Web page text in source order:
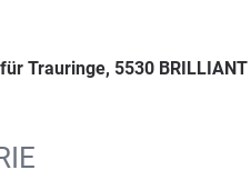
Trauringe, 5530